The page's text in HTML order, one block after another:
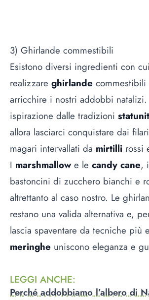
3) Ghirlande commestibili
Esistono diversi ingredienti con
realizzare ghirlande
arricchire i nostri addobbi natalizi.
ispirazione dalle tradizioni
allora lasciarci conquistare dai
magari intervallati da mirtilli rossi
I marshmallowe le candy cane,
bastoncini di zucchero bianchi e
altrettanto al caso nostro. Le
restano una valida alternativa e,
lascia spaventare da tecniche più
meringhe uniscono eleganza e
LEGGI ANCHE:
Perché addobbiamo l’albero di